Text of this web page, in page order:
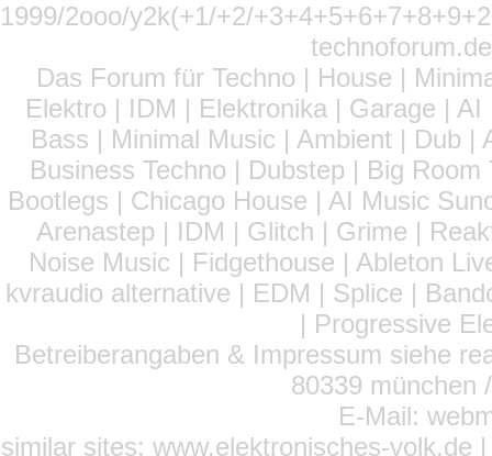
1999/2ooo/y2k(+1/+2/
Das Forum für Techno | House |
Elektro | IDM | Elektronika | Garage |
Bass | Minimal Music | Ambient | Dub
Business Techno | Dubstep | Big
Bootlegs | Chicago House | AI Music
Arenastep | IDM | Glitch | Grime |
Noise Music | Fidgethouse | Ableton
kvraudio alternative | EDM | Splice |
| Progressive
Betreiberangaben & Impressum siehe
80339 münchen
E-Mail:
similar sites: www.elektronisches-volk.de